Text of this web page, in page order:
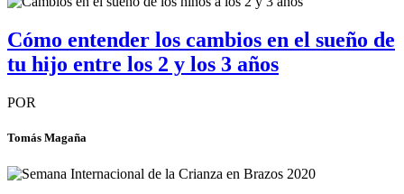
Cómo entender los cambios en el sueño de
tu hijo entre los 2 y los 3 años
POR
Tomás Magaña